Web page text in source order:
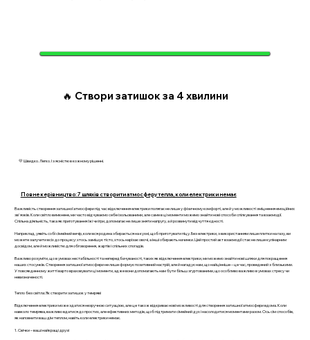
🔥 Створи затишок за 4 хвилини
💛 Швидко. Легко. І з ясністю в кожному рішенні.
Повне керівництво: 7 шляхів створити атмосферу тепла, коли електрики немає
Важливість створення затишної атмосфери під час відключення електрики полягає не лише у фізичному комфорті, але й у можливості зміцнення емоційних
зв'язків. Коли світло вимкнене, ми часто відчуваємо себе ізольованими, але саме в ці моменти можемо знайти нові способи спілкування та взаємодії.
Спільна діяльність, така як приготування їжі чи ігри, допомагає не лише зняти напругу, а й розвинути відчуття єдності.
Наприклад, уявіть собі сімейний вечір, коли вся родина збирається на кухні, щоб приготувати піцу. Без електрики, з використанням лише плитки на газу, ви
можете залучити всіх до процесу: хтось замішує тісто, хтось нарізає овочі, а інші обирають начинки. Цей простий акт взаємодії стає не лише кулінарним
досвідом, але й можливістю для обговорення, жартів і спільних спогадів.
Важливо розуміти, що в умовах нестабільності та непередбачуваності, таких як відключення електрики, ми можемо знайти нові шляхи для покращення
наших стосунків. Створення затишної атмосфери не лише формує позитивний настрій, але й нагадує нам, що найцінніше – це час, проведений з близькими.
У повсякденному житті варто враховувати ці моменти, адже вони допомагають нам бути більш згуртованими, що особливо важливо в умовах стресу чи
невизначеності.
Тепло без світла: Як створити затишок у темряві
Відключення електрики може здатися незручною ситуацією, але це також відкриває нові можливості для створення затишної атмосфери вдома. Коли
навколо темрява, важливо вдатися до простих, але ефективних методів, щоб підтримати сімейний дух і насолодитися моментами разом. Ось сім способів,
як наповнити ваш дім теплом, навіть коли електрики немає.
1. Свічки – ваші найкращі друзі